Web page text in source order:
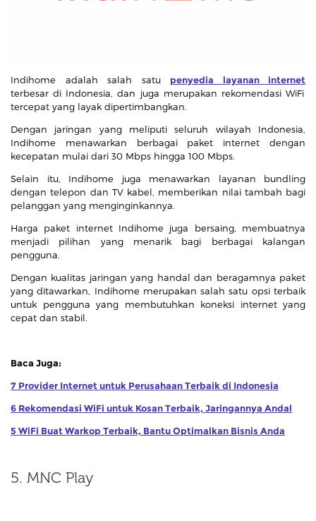
Indihome adalah salah satu penyedia layanan internet
terbesar di Indonesia, dan juga merupakan rekomendasi WiFi
tercepat yang layak dipertimbangkan.
Dengan jaringan yang meliputi seluruh wilayah Indonesia,
Indihome menawarkan berbagai paket internet dengan
kecepatan mulai dari 30 Mbps hingga 100 Mbps.
Selain itu, Indihome juga menawarkan layanan bundling
dengan telepon dan TV kabel, memberikan nilai tambah bagi
pelanggan yang menginginkannya.
Harga paket internet Indihome juga bersaing, membuatnya
menjadi pilihan yang menarik bagi berbagai kalangan
pengguna.
Dengan kualitas jaringan yang handal dan beragamnya paket
yang ditawarkan, Indihome merupakan salah satu opsi terbaik
untuk pengguna yang membutuhkan koneksi internet yang
cepat dan stabil.
Baca Juga:
7 Provider Internet untuk Perusahaan Terbaik di Indonesia
6 Rekomendasi WiFi untuk Kosan Terbaik, Jaringannya Andal
5 WiFi Buat Warkop Terbaik, Bantu Optimalkan Bisnis Anda
5. MNC Play